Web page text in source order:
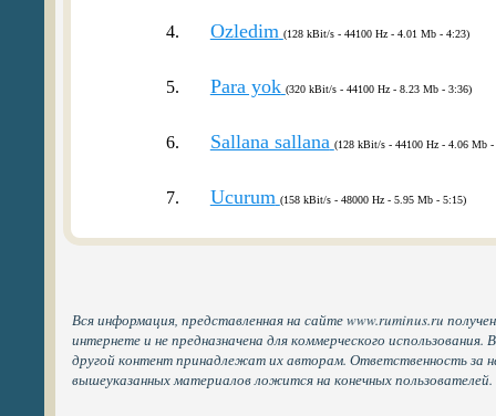
4. Ozledim (128 kBit/s - 44100 Hz - 4.01 Mb - 4:23)
5. Para yok (320 kBit/s - 44100 Hz - 8.23 Mb - 3:36)
6. Sallana sallana (128 kBit/s - 44100 Hz - 4.06 Mb -
7. Ucurum (158 kBit/s - 48000 Hz - 5.95 Mb - 5:15)
Вся информация, представленная на сайте www.ruminus.ru
интернете и не предназначена для коммерческого
другой контент принадлежат их авторам. Ответственность за
вышеуказанных материалов ложится на конечных пользователей.